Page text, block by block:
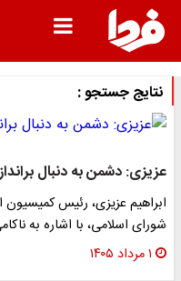
نتایج جستجو :
عزیزی: دشمن به دنبال
ابراهیم عزیزی، رئیس
شورای اسلامی، با اشاره به
۱ مرداد ۱۴۰۵